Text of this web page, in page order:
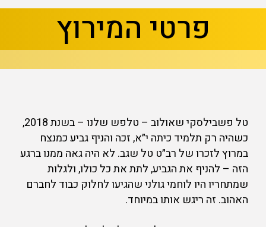
פרטי המירוץ
טל פשבילסקי שאולוב – טלפש שלנו – בשנת 2018,
כשהיה רק תלמיד כיתה י״א, זכה והניף גביע כמנצח
במרוץ לזכרו של רב״ט טל שגב. לא היה גאה ממנו ברגע
הזה – להניף את הגביע, לתת את כל כולו, ולגלות
שמתחריו היו לוחמי גולני שהגיעו לחלוק כבוד לחברם
האהוב. זה ריגש אותו במיוחד.